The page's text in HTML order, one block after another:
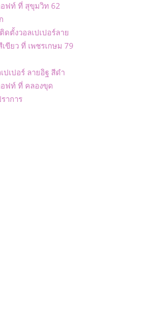
ฟท์ ที่ สุขุมวิท 62
ดตั้งวอลเปเปอร์ลาย
ขียว ที่ เพชรเกษม 79
ปเปอร์ ลายอิฐ สีดำ
ฟท์ ที่ คลองขุด
าการ